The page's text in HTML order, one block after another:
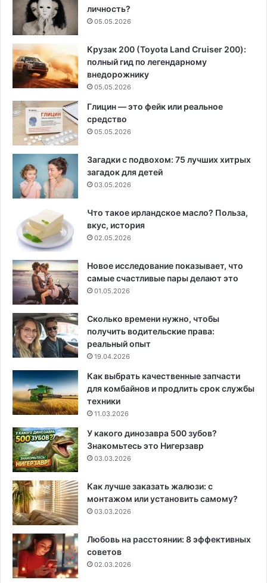
личность?
05.05.2026
Крузак 200 (Toyota Land Cruiser 200):
полный гид по легендарному
внедорожнику
05.05.2026
Глицин — это фейк или реальное
средство
05.05.2026
Загадки с подвохом: 75 лучших хитрых
загадок для детей
03.05.2026
Что такое ирландское масло? Польза,
вкус, история
02.05.2026
Новое исследование показывает, что
самые счастливые пары делают это
01.05.2026
Сколько времени нужно, чтобы
получить водительские права:
реальный опыт
19.04.2026
Как выбрать качественные запчасти
для комбайнов и продлить срок службы
техники
11.03.2026
У какого динозавра 500 зубов?
Знакомьтесь это Нигерзавр
03.03.2026
Как лучше заказать жалюзи: с
монтажом или установить самому?
03.03.2026
Любовь на расстоянии: 8 эффективных
советов
02.03.2026